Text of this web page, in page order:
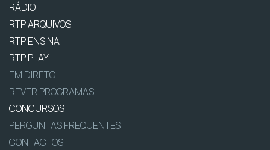
RÁDIO
RTP ARQUIVOS
RTP ENSINA
RTP PLAY
EM DIRETO
REVER PROGRAMAS
CONCURSOS
PERGUNTAS FREQUENTES
CONTACTOS